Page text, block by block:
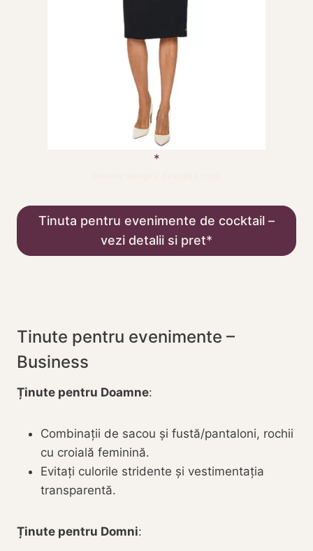
Tinuta pentru evenimente de cocktail –
vezi detalii si pret
Tinute pentru evenimente –
Business
Ținute pentru Doamne:
Combinații de sacou și fustă/pantaloni, rochii
cu croială feminină.
Evitați culorile stridente și vestimentația
transparentă.
Ținute pentru Domni: